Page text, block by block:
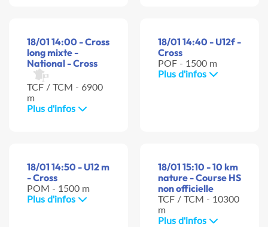
18/01 14:00 - Cross
long mixte -
National - Cross
TCF / TCM - 6900
m
Plus d'infos
18/01 14:40 - U12f -
Cross
POF - 1500 m
Plus d'infos
18/01 14:50 - U12 m
- Cross
POM - 1500 m
Plus d'infos
18/01 15:10 - 10 km
nature - Course HS
non officielle
TCF / TCM - 10300
m
Plus d'infos